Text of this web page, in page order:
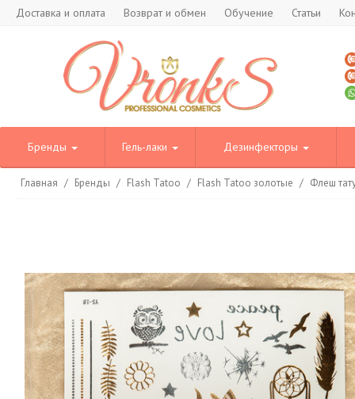
Доставка и оплата Возврат и обмен Обучение Статьи
Бренды Гель-лаки Дезинфекторы
Главная / Бренды / Flash Tatoo / Flash Tatoo золотые / Флеш